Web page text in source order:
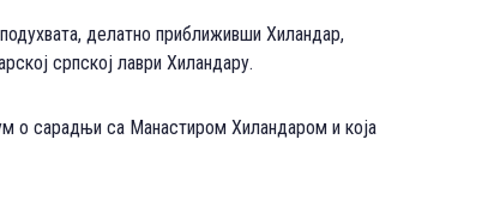
делатно приближивши Хиландар,
српској лаври Хиландару.
о сарадњи са Манастиром Хиландаром и која